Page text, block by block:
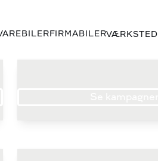
FIRMABILERVÆRKSTED